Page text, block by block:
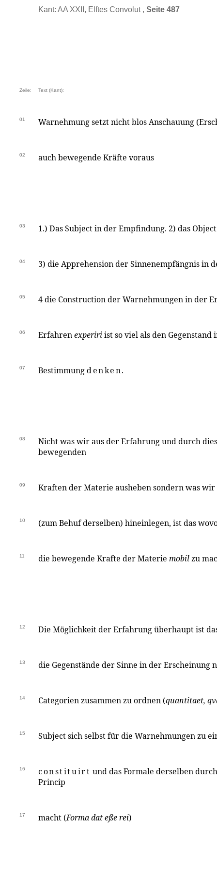
Kant: AA XXII, Elftes Convolut , Seite 487
Zeile: Text (Kant):
01 Warnehmung setzt nicht blos Anschauung
02 auch bewegende Kräfte voraus
03 1.) Das Subject in der Empfindung. 2) das
04 3) die Apprehension der Sinnenempfängnis in
05 4 die Construction der Warnehmungen in der
06 Erfahrenexpeririist so viel als den
07 Bestimmungdenken.
08
Nicht was wir aus der Erfahrung und durch
bewegenden
09 Kraften der Materie ausheben sondern was
10 (zum Behuf derselben) hineinlegen, ist das
11 die bewegende Krafte der Materie mobilzu
12 Die Möglichkeit der Erfahrung überhaupt ist
13 die Gegenstände der Sinne in der Erscheinung
14 Categorien zusammen zu ordnen (quantitaet,
15 Subject sich selbst für die Warnehmungen zu
16 constituirt und das Formale derselben
Princip
17 macht (Forma dat eße rei)